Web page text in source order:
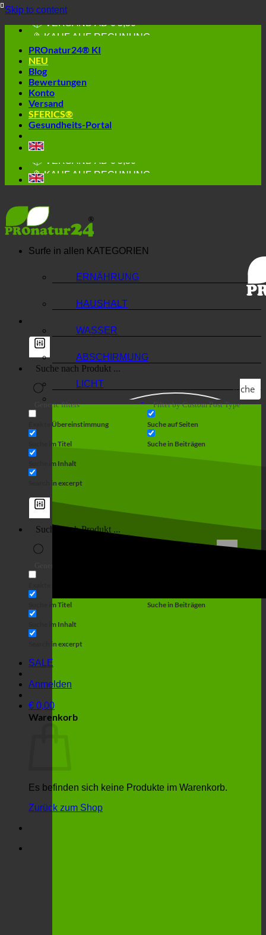
Skip to content
🔆 GESUND. NACHHALTIG.
📦 VERSAND AB € 5,50
🔖 KAUF AUF RECHNUNG
PROnatur24® KI
NEU
Blog
Bewertungen
Konto
Versand
SFERICS®
Gesundheits-Portal
🔆 GESUND. NACHHALTIG.
📦 VERSAND AB € 5,50
🔖 KAUF AUF RECHNUNG
Suche
Generic filters
Exakte Übereinstimmung
Suche im Titel
Suche im Inhalt
Search in excerpt
Filter by Custom Post Type
Suche auf Seiten
Suche in Beiträgen
Suche
Suche im Titel
Suche im Inhalt
Search in excerpt
Suche in Beiträgen
SALE
Anmelden
€ 0,00
Warenkorb
Es befinden sich keine Produkte im Warenkorb.
Zurück zum Shop
Surfe in allen KATEGORIEN
ERNÄHRUNG
HAUSHALT
WASSER
ABSCHIRMUNG
LICHT